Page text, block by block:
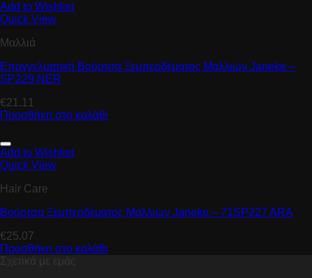
Add to Wishlist
Quick View
Μαλλιά
Επαγγελματική Βούρτσα Ξεμπερδέματος Μαλλιών Janeke –
SP229 NER
€21.11
Προσθήκη στο καλάθι
Add to Wishlist
Quick View
Hair Care
Βούρτσα Ξεμπερδέματος Μαλλιών Janeke – 71SP227 ARA
€25.07
Προσθήκη στο καλάθι
Σχετικά με εμάς